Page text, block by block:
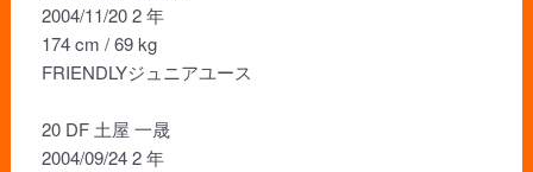
2004/11/20 2 年
174 cm / 69 kg
FRIENDLYジュニアユース
20 DF 土屋 一晟
2004/09/24 2 年